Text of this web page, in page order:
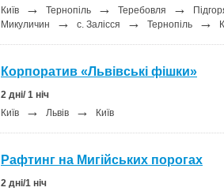
Київ
→ Тернопіль → Теребовля →
Микуличин
→ с. Залісся → Тернопіль →
Корпоратив «Львівські фішки»
2 дні/ 1 ніч
Київ
→ Львів → Київ
Рафтинг на Мигійських порогах
2 дні/1 ніч